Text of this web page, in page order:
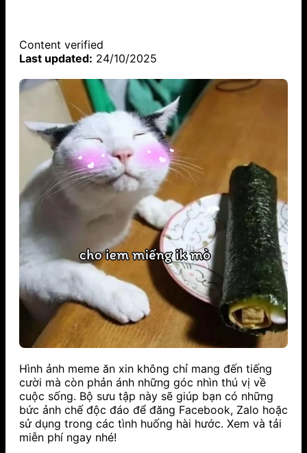
Content verified
Last updated: 24/10/2025
Hình ảnh meme ăn xin không chỉ mang đến tiếng
cười mà còn phản ánh những góc nhìn thú vị về
cuộc sống. Bộ sưu tập này sẽ giúp bạn có những
bức ảnh chế độc đáo để đăng Facebook, Zalo hoặc
sử dụng trong các tình huống hài hước. Xem và tải
miễn phí ngay nhé!